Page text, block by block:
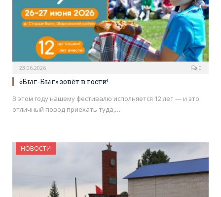
23.06.2026 0
«Быг-Быг» зовёт в гости!
В этом году нашему фестивалю исполняется 12 лет — и это
отличный повод приехать туда,…
НОВОСТИ